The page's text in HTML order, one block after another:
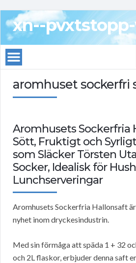
xn--
aromhuset sockerfri
Aromhusets Sockerfria
Sött, Fruktigt och
som Släcker Törsten
Socker, Idealisk för
Lunchserveringar
Aromhusets Sockerfria Hallonsaft
nyhet inom dryckesindustrin.
Med sin förmåga att späda 1 + 32
och 2L flaskor, erbjuder denna saft